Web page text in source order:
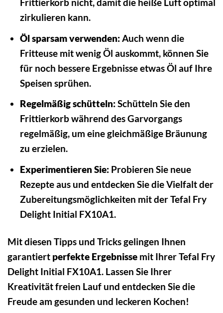
zirkulieren kann.
Öl sparsam verwenden:Auch wenn die
Fritteuse mit wenig Öl auskommt, können Sie
für noch bessere Ergebnisse etwas Öl auf Ihre
Speisen sprühen.
Regelmäßig schütteln:Schütteln Sie den
Frittierkorb während des Garvorgangs
regelmäßig, um eine gleichmäßige Bräunung
zu erzielen.
Experimentieren Sie:Probieren Sie neue
Rezepte aus und entdecken Sie die Vielfalt der
Zubereitungsmöglichkeiten mit der Tefal Fry
Delight Initial FX10A1.
Mit diesen Tipps und Tricks gelingen Ihnen
garantiert perfekte Ergebnisse mit Ihrer Tefal Fry
Delight Initial FX10A1. Lassen Sie Ihrer
Kreativität freien Lauf und entdecken Sie die
Freude am gesunden und leckeren Kochen!